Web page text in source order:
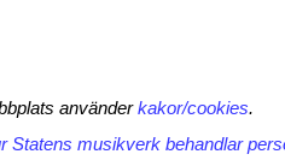
använderkakor/cookies.
Statens musikverk behandlar